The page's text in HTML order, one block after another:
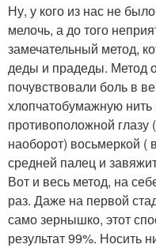
Ну, у кого из нас не
мелочь, а до того
замечательный метод,
деды и прадеды. Метод
почувствовали боль в
хлопчатобумажную нить
противоположной глазу
наоборот) восьмеркой
средней палец и
Вот и весь метод, на
раз. Даже на первой
само зернышко, этот
результат 99%. Носить